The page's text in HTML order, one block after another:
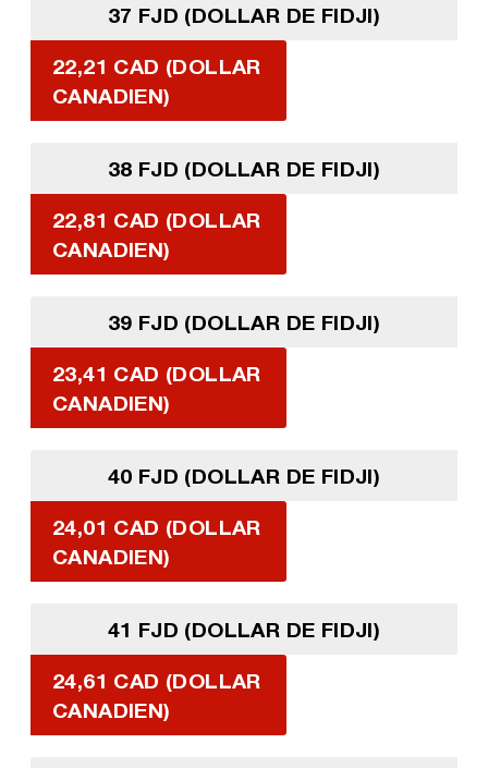
37 FJD (DOLLAR DE FIDJI)
22,21 CAD (DOLLAR
CANADIEN)
38 FJD (DOLLAR DE FIDJI)
22,81 CAD (DOLLAR
CANADIEN)
39 FJD (DOLLAR DE FIDJI)
23,41 CAD (DOLLAR
CANADIEN)
40 FJD (DOLLAR DE FIDJI)
24,01 CAD (DOLLAR
CANADIEN)
41 FJD (DOLLAR DE FIDJI)
24,61 CAD (DOLLAR
CANADIEN)